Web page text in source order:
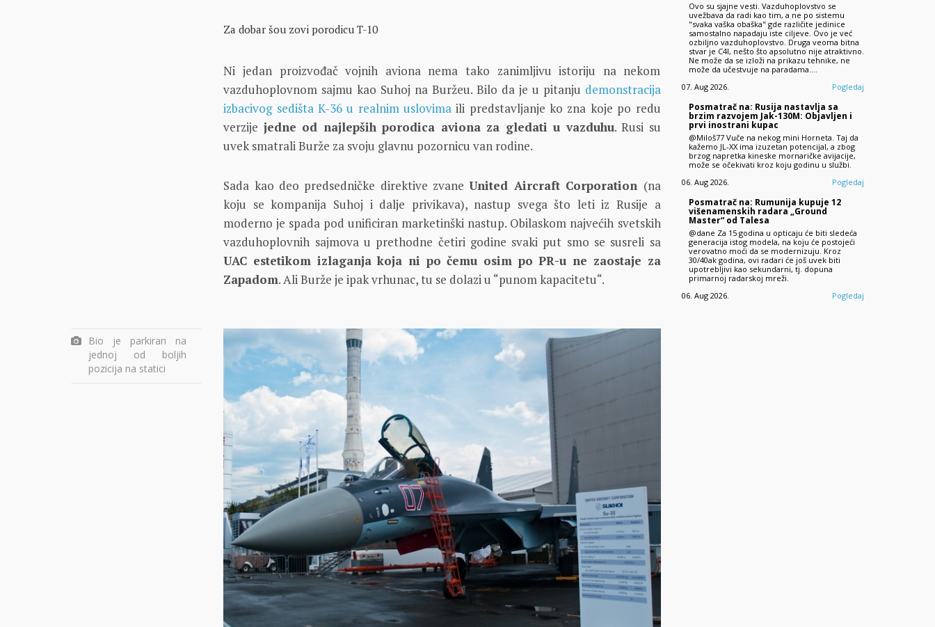
Za dobar šou zovi porodicu T-10
Ni jedan proizvođač vojnih aviona nema tako zanimljivu istoriju na nekom
vazduhoplovnom sajmu kao Suhoj na Buržeu. Bilo da je u pitanju demonstracija
izbacivog sedišta K-36 u realnim uslovima ili predstavljanje ko zna koje po redu
verzije jedne od najlepših porodica aviona za gledati u vazduhu. Rusi su
uvek smatrali Burže za svoju glavnu pozornicu van rodine.
Sada kao deo predsedničke direktive zvaneUnited Aircraft Corporation (na
koju se kompanija Suhoj i dalje privikava), nastup svega što leti iz Rusije a
moderno je spada pod unificiran marketinški nastup. Obilaskom najvećih svetskih
vazduhoplovnih sajmova u prethodne četiri godine svaki put smo se susreli sa
UAC estetikom izlaganja koja ni po čemu osim po PR-u ne zaostaje za
Zapadom. Ali Burže je ipak vrhunac, tu se dolazi u “punom kapacitetu“.
Bio je parkiran na
jednoj od boljih
pozicija na statici
Ovo su sjajne vesti. Vazduhoplovstvo se
uvežbava da radi kao tim, a ne po sistemu
"svaka vaška obaška" gde različite jedinice
samostalno napadaju iste ciljeve. Ovo je već
ozbiljno vazduhoplovstvo. Druga veoma bitna
stvar je C4I, nešto što apsolutno nije atraktivno.
Ne može da se izloži na prikazu tehnike, ne
može da učestvuje na paradama.…
07. Aug 2026.
Pogledaj
Posmatrač na: Rusija nastavlja sa
brzim razvojem Jak-130M: Objavljen i
prvi inostrani kupac
@Miloš77 Vuče na nekog mini Horneta. Taj da
kažemo JL-XX ima izuzetan potencijal, a zbog
brzog napretka kineske mornaričke avijacije,
može se očekivati kroz koju godinu u službi.
06. Aug 2026.
Pogledaj
Posmatrač na: Rumunija kupuje 12
višenamenskih radara „Ground
Master“ od Talesa
@dane Za 15 godina u opticaju će biti sledeća
generacija istog modela, na koju će postojeći
verovatno moći da se modernizuju. Kroz
30/40ak godina, ovi radari će još uvek biti
upotrebljivi kao sekundarni, tj. dopuna
primarnoj radarskoj mreži.
06. Aug 2026.
Pogledaj